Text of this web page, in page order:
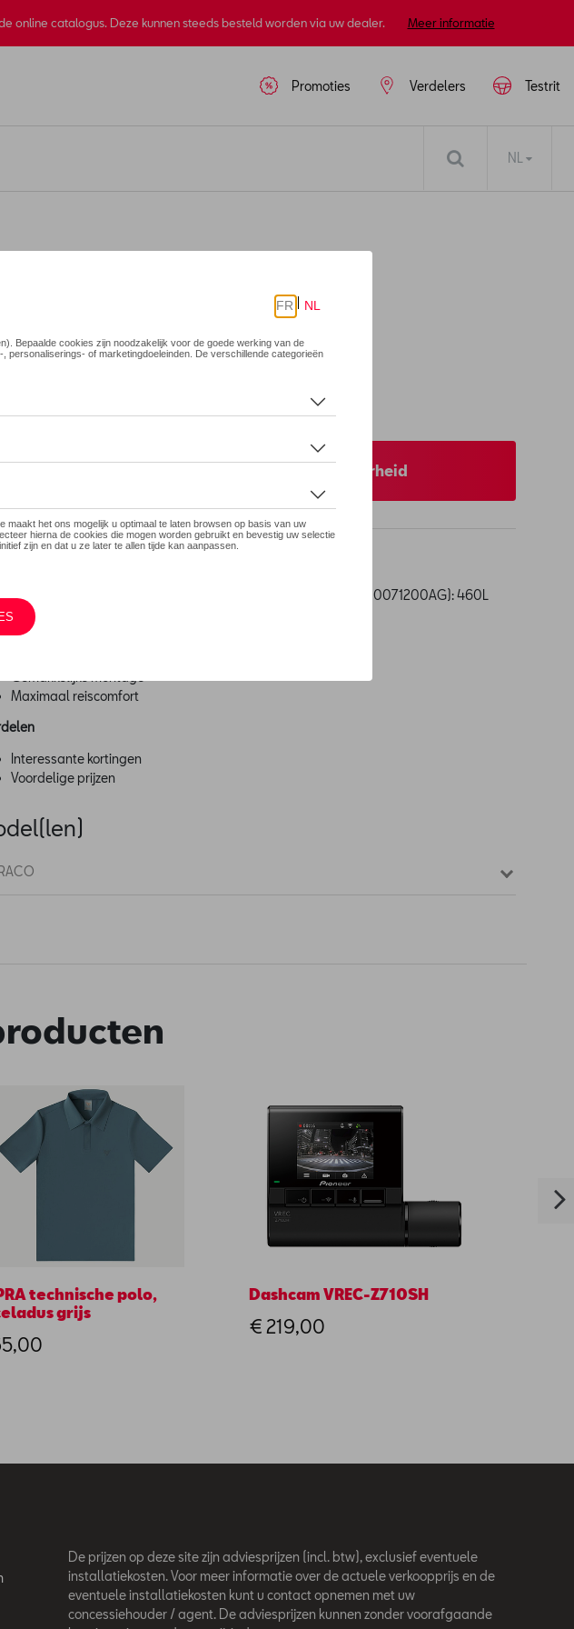
online catalogus. Deze kunnen steeds besteld worden via uw dealer. Meer informatie
Testrit
Verdelers
Promoties
NL
is momenteel niet op stock
Contacteer uw dealer voor beschikbaarheid
(5FJ071151A): compatibel met open dak + Dakkoffer (000071200AG): 460L
Maximaal reiscomfort
Interessante kortingen
Voordelige prijzen
technische polo,
grijs
Dashcam VREC-Z710SH
€ 219,00
De prijzen op deze site zijn adviesprijzen (incl. btw), exclusief eventuele
installatiekosten. Voor meer informatie over de actuele verkoopprijs en de
eventuele installatiekosten kunt u contact opnemen met uw
concessiehouder / agent. De adviesprijzen kunnen zonder voorafgaande